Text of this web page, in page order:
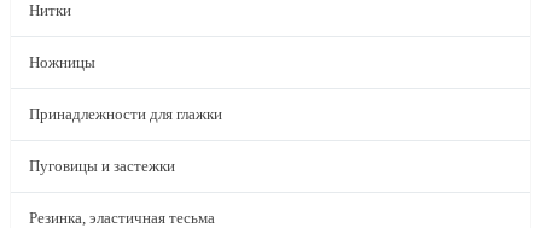
Нитки
Ножницы
Принадлежности для глажки
Пуговицы и застежки
Резинка, эластичная тесьма